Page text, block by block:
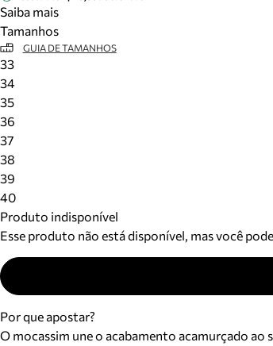
Saiba mais
Tamanhos
GUIA DE TAMANHOS
33
34
35
36
37
38
39
40
Produto indisponível
Esse produto não está disponível, mas você pode
Por que apostar?
O mocassim une o acabamento acamurçado